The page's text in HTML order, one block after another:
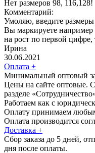
Нет размеров 98, 116,128!
Комментарий:
Умоляю, введите
Вы маркируете например
на рост по первой цифре,
Ирина
30.06.2021
Оплата +
Минимальный оптовый
Цены на сайте оптовые.
разделе
Работаем как с
Оплату принимаем
Оплата производится
Доставка +
Сбор заказа до 5 дней,
дня после оплаты.